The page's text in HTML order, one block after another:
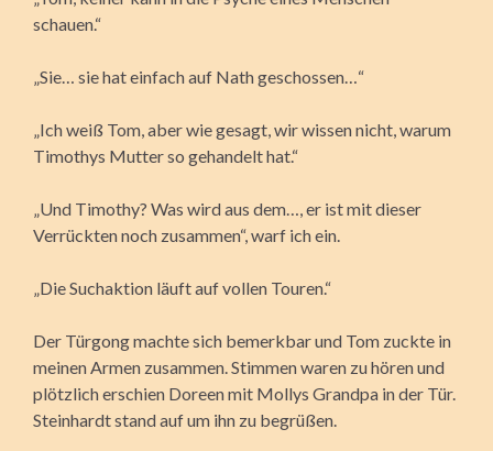
schauen.“
„Sie… sie hat einfach auf Nath geschossen…“
„Ich weiß Tom, aber wie gesagt, wir wissen nicht, warum
Timothys Mutter so gehandelt hat.“
„Und Timothy? Was wird aus dem…, er ist mit dieser
Verrückten noch zusammen“, warf ich ein.
„Die Suchaktion läuft auf vollen Touren.“
Der Türgong machte sich bemerkbar und Tom zuckte in
meinen Armen zusammen. Stimmen waren zu hören und
plötzlich erschien Doreen mit Mollys Grandpa in der Tür.
Steinhardt stand auf um ihn zu begrüßen.